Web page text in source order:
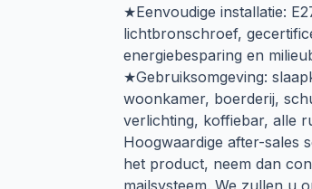
★Eenvoudige installatie:
lichtbronschroef,
energiebesparing en
★Gebruiksomgeving:
woonkamer, boerderij,
verlichting, koffiebar, alle
Hoogwaardige after-sales
het product, neem dan
mailsysteem. We zullen u